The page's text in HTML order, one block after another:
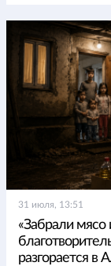
31 июля, 13:51
«Забрали мясо
разгорается в